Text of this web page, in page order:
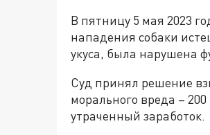
В пятницу 5 мая 2023
нападения собаки
укуса, была нарушена
Суд принял решение
морального вреда –
утраченный заработок.